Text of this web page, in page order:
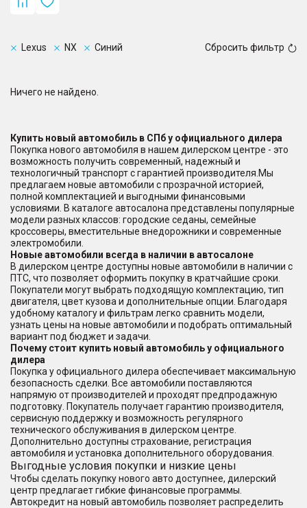
Lexus NX Синий Сбросить фильтр
Ничего не найдено.
Купить новый автомобиль в СПб у официального дилера
Покупка нового автомобиля в нашем дилерском центре - это
возможность получить современный, надежный и
технологичный транспорт с гарантией производителя.Мы
предлагаем новые автомобили с прозрачной историей,
полной комплектацией и выгодными финансовыми
условиями. В каталоге автосалона представлены популярные
модели разных классов: городские седаны, семейные
кроссоверы, вместительные внедорожники и современные
электромобили.
Новые автомобили всегда в наличии в автосалоне
В дилерском центре доступны новые автомобили в наличии с
ПТС, что позволяет оформить покупку в кратчайшие сроки.
Покупатели могут выбрать подходящую комплектацию, тип
двигателя, цвет кузова и дополнительные опции. Благодаря
удобному каталогу и фильтрам легко сравнить модели,
узнать цены на новые автомобили и подобрать оптимальный
вариант под бюджет и задачи.
Почему стоит купить новый автомобиль у официального
дилера
Покупка у официального дилера обеспечивает максимальную
безопасность сделки. Все автомобили поставляются
напрямую от производителей и проходят предпродажную
подготовку. Покупатель получает гарантию производителя,
сервисную поддержку и возможность регулярного
технического обслуживания в дилерском центре.
Дополнительно доступны страхование, регистрация
автомобиля и установка дополнительного оборудования.
Выгодные условия покупки и низкие цены
Чтобы сделать покупку нового авто доступнее, дилерский
центр предлагает гибкие финансовые программы.
Автокредит на новый автомобиль позволяет распределить